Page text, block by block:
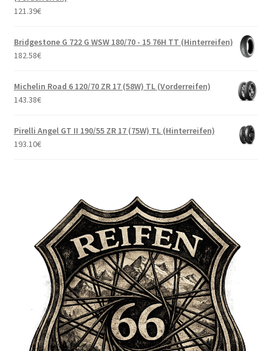
121.39€
Bridgestone G 722 G WSW 180/70 - 15 76H TT (Hinterreifen)
182.58€
Michelin Road 6 120/70 ZR 17 (58W) TL (Vorderreifen)
143.38€
Pirelli Angel GT II 190/55 ZR 17 (75W) TL (Hinterreifen)
193.10€